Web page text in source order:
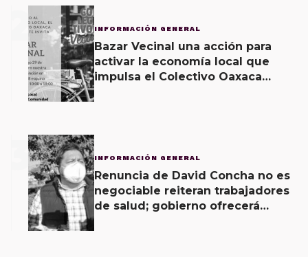
2 INFORMACIÓN GENERAL
Bazar Vecinal una acción para
activar la economía local que
impulsa el Colectivo Oaxaca
3 INFORMACIÓN GENERAL
Renuncia de David Concha no es
negociable reiteran trabajadores
de salud; gobierno ofrecerá